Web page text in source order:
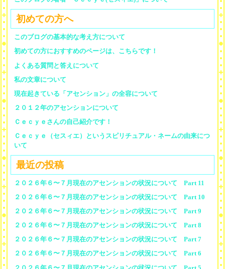
初めての方へ
このブログの基本的な考え方について
初めての方におすすめのページは、こちらです！
よくある質問と答えについて
私の文章について
現在起きている「アセンション」の全容について
２０１２年のアセンションについて
Ｃｅｃｙｅさんの自己紹介です！
Ｃｅｃｙｅ（セスィエ）というスピリチュアル・ネームの由来につ
いて
最近の投稿
２０２６年６〜７月現在のアセンションの状況について Part 11
２０２６年６〜７月現在のアセンションの状況について Part 10
２０２６年６〜７月現在のアセンションの状況について Part 9
２０２６年６〜７月現在のアセンションの状況について Part 8
２０２６年６〜７月現在のアセンションの状況について Part 7
２０２６年６〜７月現在のアセンションの状況について Part 6